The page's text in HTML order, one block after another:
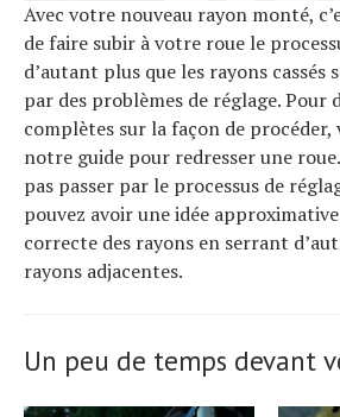
Avec votre nouveau rayon monté,
de faire subir à votre roue le
d’autant plus que les rayons cassés
par des problèmes de réglage. Pour
complètes sur la façon de procéder,
notre guide pour redresser une
pas passer par le processus de
pouvez avoir une idée
correcte des rayons en serrant
rayons adjacentes.
Un peu de temps devant